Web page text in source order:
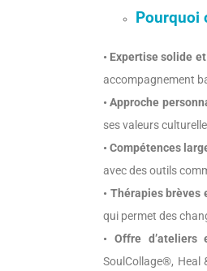
Pourquoi
• Expertise solide
accompagnement
• Approche
ses valeurs
• Compétences
avec des outils
• Thérapies brèves
qui permet des
• Offre d’ateliers
SoulCollage®, Heal